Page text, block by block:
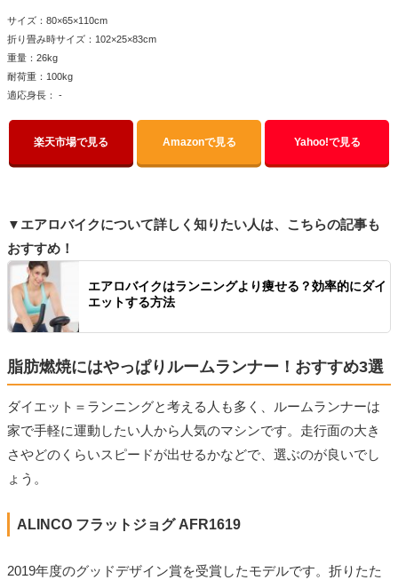
サイズ：80×65×110cm
折り畳み時サイズ：102×25×83cm
重量：26kg
耐荷重：100kg
適応身長： -
楽天市場で見る Amazonで見る Yahoo!で見る
▼エアロバイクについて詳しく知りたい人は、こちらの記事も
おすすめ！
エアロバイクはランニングより痩せる？効率的にダイ
エットする方法
脂肪燃焼にはやっぱりルームランナー！おすすめ3選
ダイエット＝ランニングと考える人も多く、ルームランナーは
家で手軽に運動したい人から人気のマシンです。走行面の大き
さやどのくらいスピードが出せるかなどで、選ぶのが良いでし
ょう。
ALINCO フラットジョグ AFR1619
2019年度のグッドデザイン賞を受賞したモデルです。折りたた